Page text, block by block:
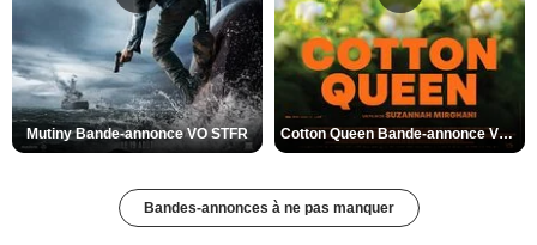
Mutiny Bande-annonce VO STFR Cotton Queen Bande-annonce VO STFR
Bandes-annonces à ne pas manquer